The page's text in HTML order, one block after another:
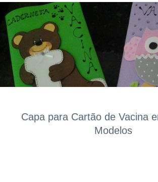
Capa para Cartão de Vacina
Modelos